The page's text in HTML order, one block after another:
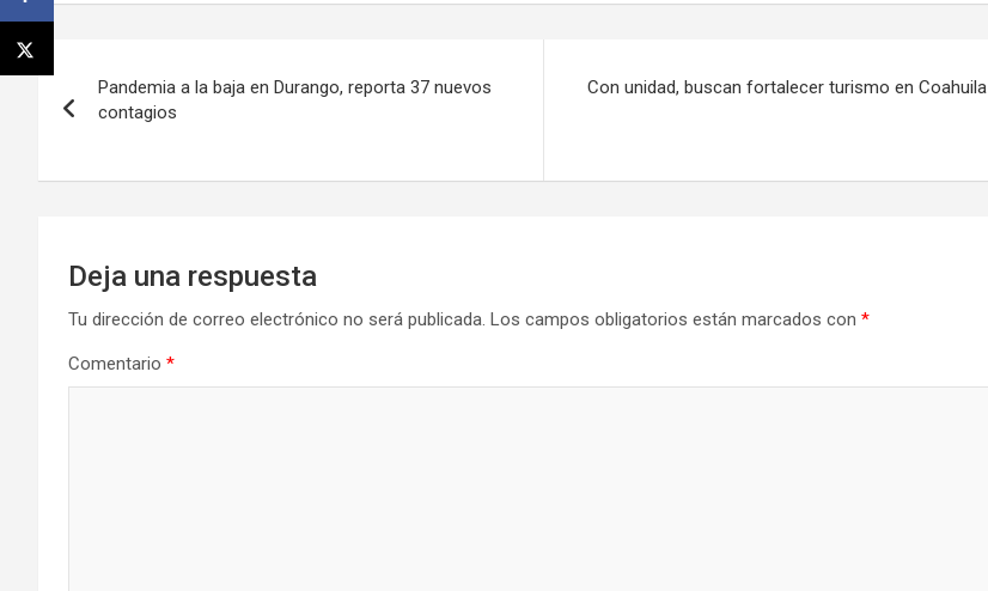
de
Pandemia a la baja en Durango, reporta 37 nuevos
contagios
Con unidad, buscan fortalecer turismo en Coahuila
Deja una respuesta
Tu dirección de correo electrónico no será publicada. Los campos obligatorios están marcados con *
Comentario *